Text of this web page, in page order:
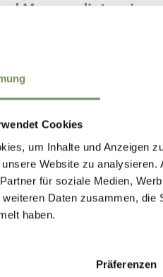
Cookies
um Inhalte und Anzeigen
Website zu
für soziale Medien,
Daten zusammen,
haben.
Präferenzen
Meran e dintorni:
Prenn)
intermedia